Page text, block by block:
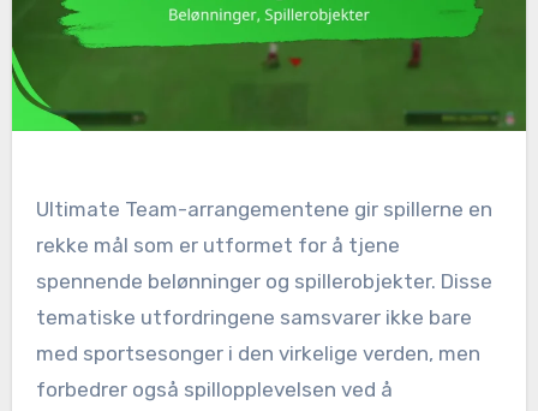
Ultimate Team-arrangementene gir spillerne en
rekke mål som er utformet for å tjene
spennende belønninger og spillerobjekter. Disse
tematiske utfordringene samsvarer ikke bare
med sportsesonger i den virkelige verden, men
forbedrer også spillopplevelsen ved å